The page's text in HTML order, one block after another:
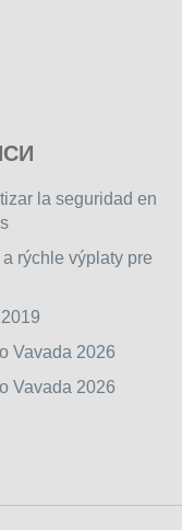
la seguridad en
rýchle výplaty pre
Vavada 2026
Vavada 2026